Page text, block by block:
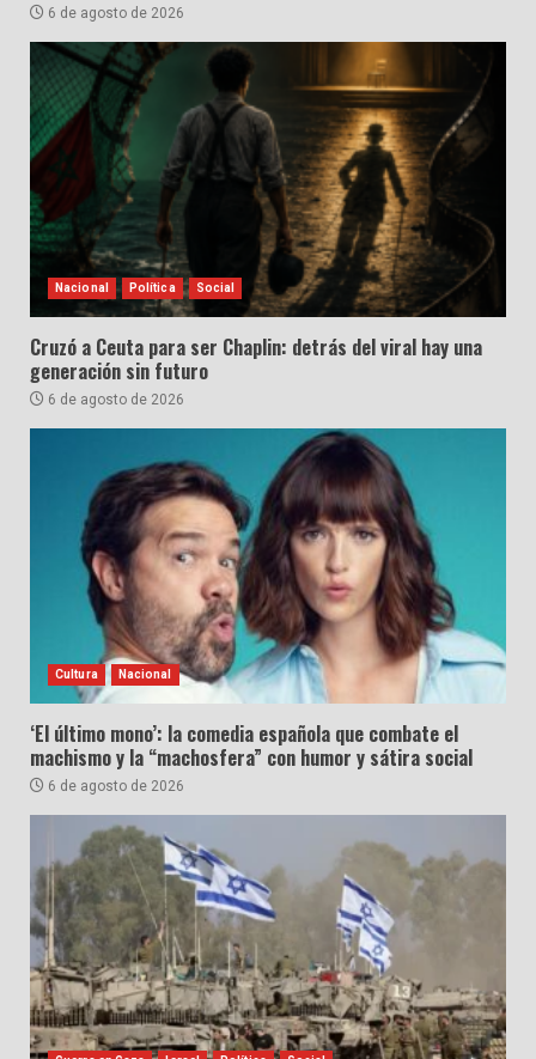
6 de agosto de 2026
Nacional Política Social
Cruzó a Ceuta para ser Chaplin: detrás del viral hay una
generación sin futuro
6 de agosto de 2026
Cultura Nacional
‘El último mono’: la comedia española que combate el
machismo y la “machosfera” con humor y sátira social
6 de agosto de 2026